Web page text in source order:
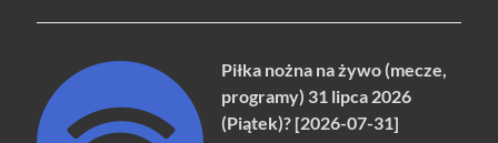
Piłka nożna na żywo (mecze,
programy) 31 lipca 2026
(Piątek)? [2026-07-31]